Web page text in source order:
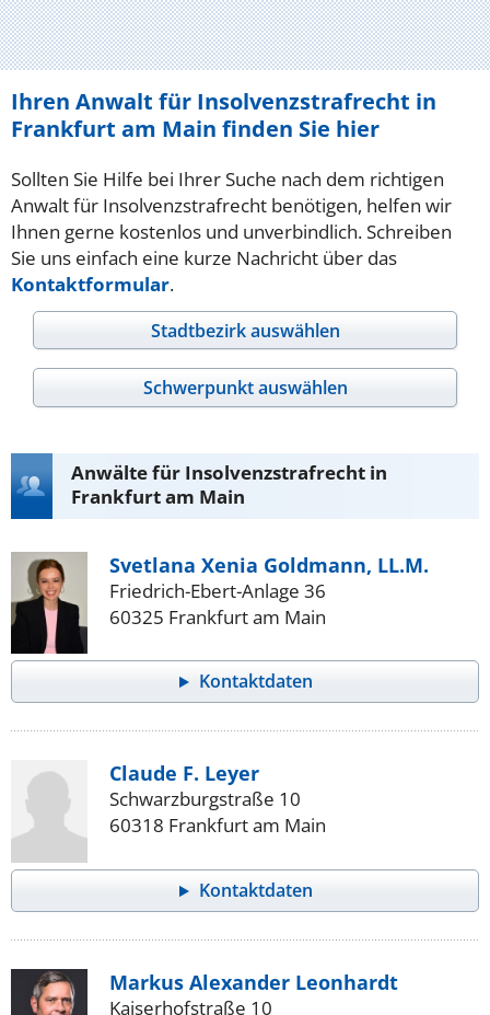
Ihren Anwalt für Insolvenzstrafrecht in
Frankfurt am Main finden Sie hier
Sollten Sie Hilfe bei Ihrer Suche nach dem richtigen
Anwalt für Insolvenzstrafrecht benötigen, helfen wir
Ihnen gerne kostenlos und unverbindlich. Schreiben
Sie uns einfach eine kurze Nachricht über das
Kontaktformular.
Stadtbezirk auswählen
Schwerpunkt auswählen
Anwälte für Insolvenzstrafrecht in
Frankfurt am Main
Svetlana Xenia Goldmann, LL.M.
Friedrich-Ebert-Anlage 36
60325 Frankfurt am Main
Kontaktdaten
Claude F. Leyer
Schwarzburgstraße 10
60318 Frankfurt am Main
Kontaktdaten
Markus Alexander Leonhardt
Kaiserhofstraße 10